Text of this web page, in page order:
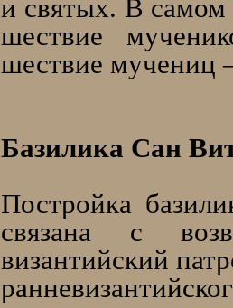
и святых. В
шествие
шествие мучениц
Базилика Сан
Постройка
связана с
византийский